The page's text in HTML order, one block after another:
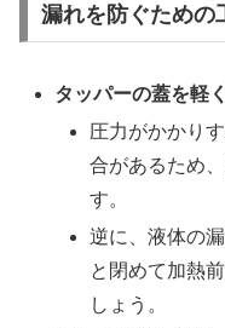
漏れを防ぐための
タッパーの蓋を軽
圧力がかかり
合があるため
す。
逆に、液体の
と閉めて加熱
しょう。